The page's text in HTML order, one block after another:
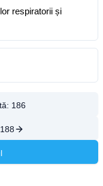
respiratorii și
186
188